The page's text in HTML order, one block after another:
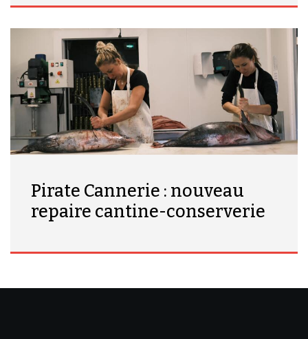
Pirate Cannerie : nouveau
repaire cantine-conserverie